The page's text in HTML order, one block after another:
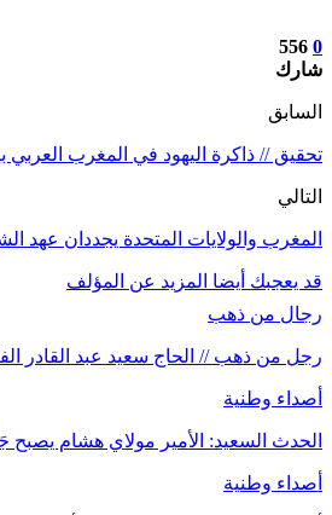
0
556
شارك
السابق
تحقيق // ذاكرة اليهود في المغرب العربي
التالي
المغرب والولايات المتحدة يجددان عهد
قد يعجبك أيضا المزيد عن المؤلف
رجال من ذهب
رجل من ذهب // الحاج سعيد عبد القادر
أصداء وطنية
الحدث السعيد: الأمير مولاي هشام
أصداء وطنية